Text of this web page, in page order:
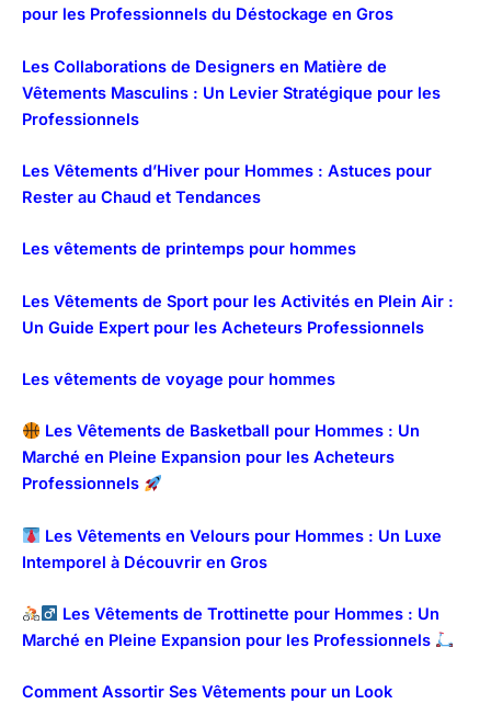
pour les Professionnels du Déstockage en Gros
Les Collaborations de Designers en Matière de
Vêtements Masculins : Un Levier Stratégique pour les
Professionnels
Les Vêtements d’Hiver pour Hommes : Astuces pour
Rester au Chaud et Tendances
Les vêtements de printemps pour hommes
Les Vêtements de Sport pour les Activités en Plein Air :
Un Guide Expert pour les Acheteurs Professionnels
Les vêtements de voyage pour hommes
Les Vêtements de Basketball pour Hommes : Un
Marché en Pleine Expansion pour les Acheteurs
Professionnels
Les Vêtements en Velours pour Hommes : Un Luxe
Intemporel à Découvrir en Gros
Les Vêtements de Trottinette pour Hommes : Un
Marché en Pleine Expansion pour les Professionnels
Comment Assortir Ses Vêtements pour un Look